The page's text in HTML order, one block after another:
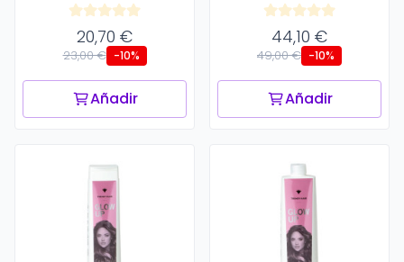
20,70 €
23,00 € -10%
Añadir
44,10 €
49,00 € -10%
Añadir